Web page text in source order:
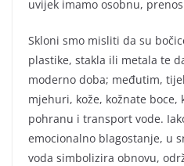
uvijek imamo osobnu,
Skloni smo misliti da su
plastike, stakla ili metala te
moderno doba; međutim,
mjehuri, kože, kožnate boce,
pohranu i transport vode.
emocionalno blagostanje, u
voda simbolizira obnovu,